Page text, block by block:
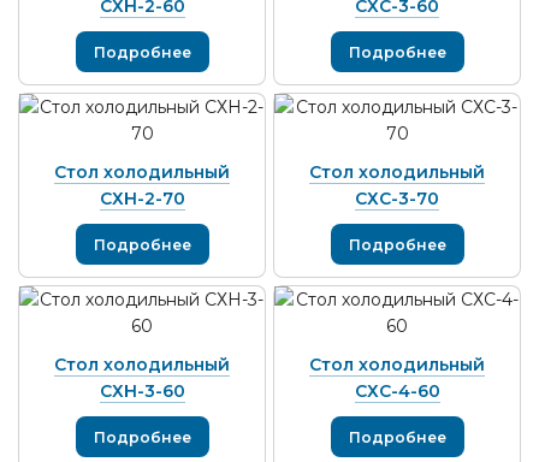
СХН-2-60
Подробнее
СХС-3-60
Подробнее
Стол холодильный
СХН-2-70
Подробнее
Стол холодильный
СХС-3-70
Подробнее
Стол холодильный
СХН-3-60
Подробнее
Стол холодильный
СХС-4-60
Подробнее